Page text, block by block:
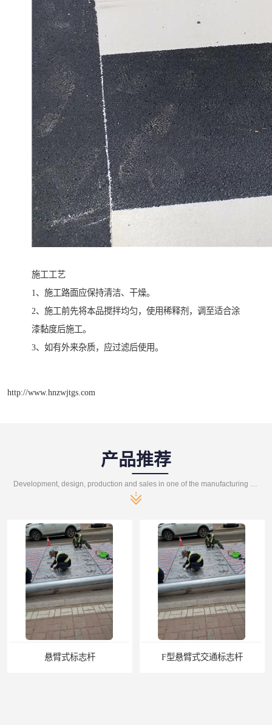
施工工艺
1、施工路面应保持清洁、干燥。
2、施工前先将本品搅拌均匀，使用稀释剂，调至适合涂
漆黏度后施工。
3、如有外来杂质，应过滤后使用。
http://www.hnzwjtgs.com
产品推荐
Development, design, production and sales in one of the manufacturing enterprises
F型悬臂式交通标志杆 道路交通标志牌